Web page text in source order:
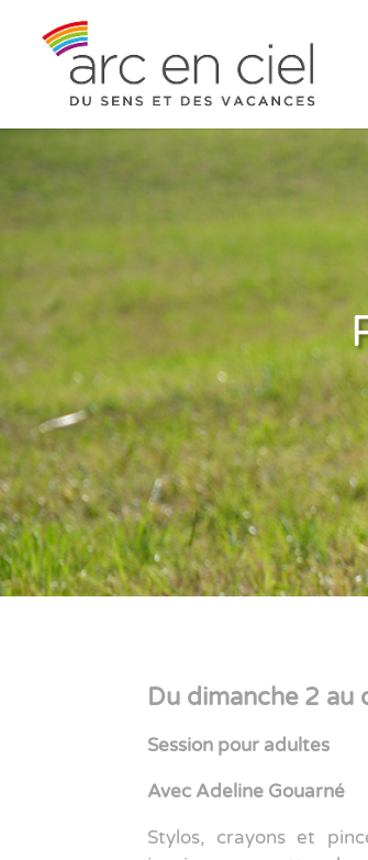
Du dimanche 2 au
Session pour adultes
Avec Adeline Gouarné
Stylos, crayons et